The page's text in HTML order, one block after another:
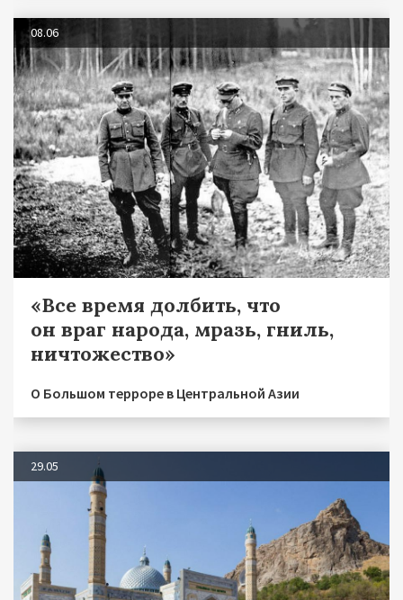
08.06
«Все время долбить, что
он враг народа, мразь, гниль,
ничтожество»
О Большом терроре в Центральной Азии
29.05